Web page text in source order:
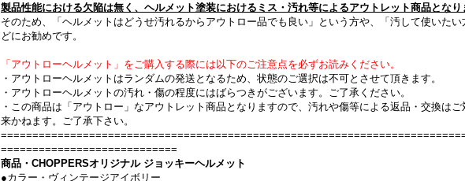
製品性能における欠陥は無く、ヘルメット塗装におけるミス・汚れ等によるアウトレット商品となり
そのため、「ヘルメットはどうせ汚れるからアウトロー品でも良い」という方や、「汚して使いたい
どにお勧めです。
「アウトローヘルメット」をご購入する際には以下のご注意点を必ずお読みください。
・アウトローヘルメットはランダムの発送となるため、状態のご選択は不可とさせて頂きます。
・アウトローヘルメットの汚れ・傷の程度にはばらつきがございます。ご了承ください。
・この商品は「アウトロー」なアウトレット商品となりますので、汚れや傷等による返品・交換はご
来かねます。ご了承下さい。
============================
商品・CHOPPERSオリジナル ジョッキーヘルメット
●カラー・ヴィンテージアイボリー